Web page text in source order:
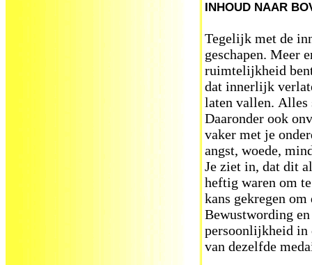
INHOUD NAAR
Tegelijk met de
geschapen. Meer
ruimtelijkheid
dat innerlijk
laten vallen. Alles
Daaronder ook
vaker met je
angst, woede,
Je ziet in, dat dit
heftig waren om
kans gekregen om
Bewustwording
persoonlijkheid in
van dezelfde